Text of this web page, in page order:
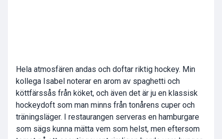
Hela atmosfären andas och doftar riktig hockey. Min
kollega Isabel noterar en arom av spaghetti och
köttfärssås från köket, och även det är ju en klassisk
hockeydoft som man minns från tonårens cuper och
träningsläger. I restaurangen serveras en hamburgare
som sägs kunna mätta vem som helst, men eftersom